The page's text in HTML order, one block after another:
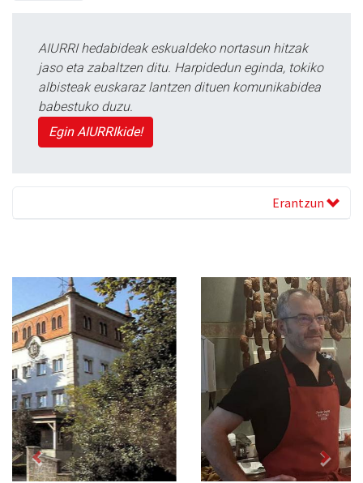
AIURRI hedabideak eskualdeko nortasun hitzak
jaso eta zabaltzen ditu. Harpidedun eginda, tokiko
albisteak euskaraz lantzen dituen komunikabidea
babestuko duzu.
Egin AIURRIkide!
Erantzun
Previous Next